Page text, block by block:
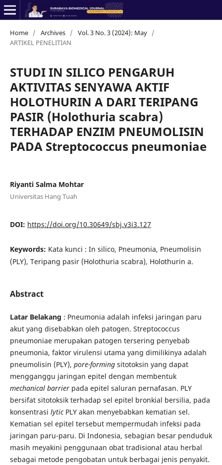
Home / Archives / Vol. 3 No. 3 (2024): May /
ARTIKEL PENELITIAN
STUDI IN SILICO PENGARUH
AKTIVITAS SENYAWA AKTIF
HOLOTHURIN A DARI TERIPANG
PASIR (Holothuria scabra)
TERHADAP ENZIM PNEUMOLISIN
PADA Streptococcus pneumoniae
Riyanti Salma Mohtar
Universitas Hang Tuah
DOI: https://doi.org/10.30649/sbj.v3i3.127
Keywords: Kata kunci : In silico, Pneumonia, Pneumolisin
(PLY), Teripang pasir (Holothuria scabra), Holothurin a.
Abstract
Latar Belakang : Pneumonia adalah infeksi jaringan paru
akut yang disebabkan oleh patogen. Streptococcus
pneumoniae merupakan patogen tersering penyebab
pneumonia, faktor virulensi utama yang dimilikinya adalah
pneumolisin (PLY), pore-formingsitotoksin yang dapat
mengganggu jaringan epitel dengan membentuk
mechanical barrier pada epitel saluran pernafasan. PLY
bersifat sitotoksik terhadap sel epitel bronkial bersilia, pada
konsentrasi lytic PLY akan menyebabkan kematian sel.
Kematian sel epitel tersebut mempermudah infeksi pada
jaringan paru-paru. Di Indonesia, sebagian besar penduduk
masih meyakini penggunaan obat tradisional atau herbal
sebagai metode pengobatan untuk berbagai jenis penyakit.